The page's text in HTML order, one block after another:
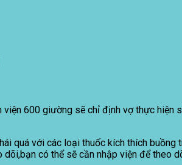
600 giường sẽ chỉ định vợ thực
quá với các loại thuốc kích thích
có thể sẽ cần nhập viện để theo